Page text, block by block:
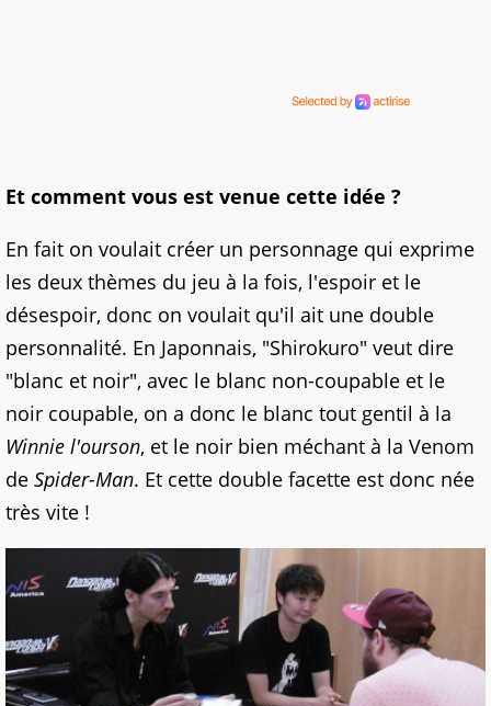
Et comment vous est venue cette idée ?
En fait on voulait créer un personnage qui exprime
les deux thèmes du jeu à la fois, l'espoir et le
désespoir, donc on voulait qu'il ait une double
personnalité. En Japonnais, "Shirokuro" veut dire
"blanc et noir", avec le blanc non-coupable et le
noir coupable, on a donc le blanc tout gentil à la
Winnie l'ourson, et le noir bien méchant à la Venom
de Spider-Man. Et cette double facette est donc née
très vite !